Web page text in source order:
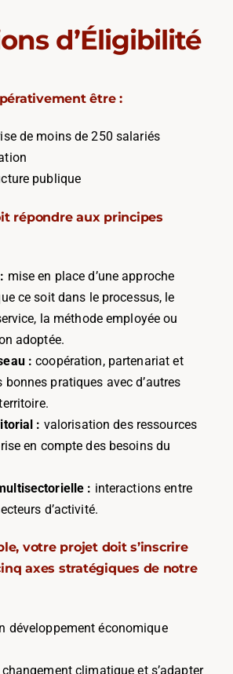
d’Éligibilité
être :
de moins de 250 salariés
publique
répondre aux principes
mise en place d’une approche
ce soit dans le processus, le
la méthode employée ou
adoptée.
: coopération, partenariat et
bonnes pratiques avec d’autres
: valorisation des ressources
en compte des besoins du
: interactions entre
d’activité.
votre projet doit s’inscrire
axes stratégiques de notre
développement économique
climatique et s’adapter